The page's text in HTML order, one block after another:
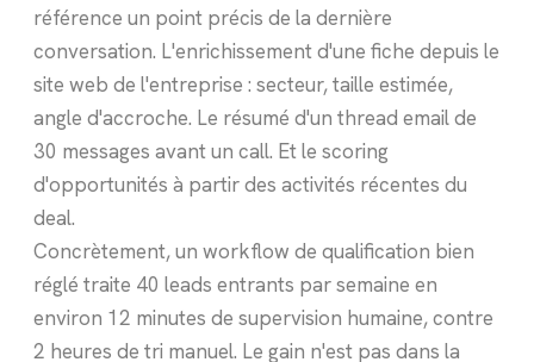
référence un point précis de la dernière
conversation. L'enrichissement d'une fiche depuis le
site web de l'entreprise : secteur, taille estimée,
angle d'accroche. Le résumé d'un thread email de
30 messages avant un call. Et le scoring
d'opportunités à partir des activités récentes du
deal.
Concrètement, un workflow de qualification bien
réglé traite 40 leads entrants par semaine en
environ 12 minutes de supervision humaine, contre
2 heures de tri manuel. Le gain n'est pas dans la